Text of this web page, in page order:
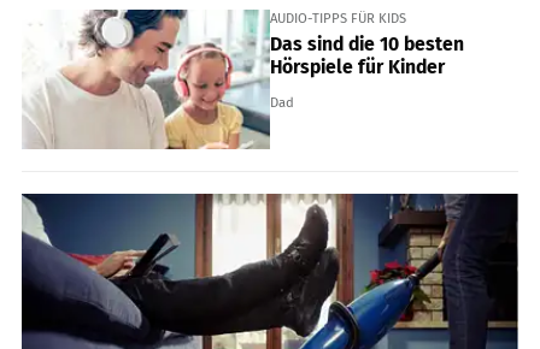
AUDIO-TIPPS FÜR KIDS
Das sind die 10 besten
Hörspiele für Kinder
Dad